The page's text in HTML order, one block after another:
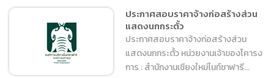
ประกาศสอบราคาก่อสร้าง
สวนสัตว์สำหรับเด็ก
ประกาศสอบราคาจ้างก่อสร้างส่วน
แสดงนกกระตั้ว
ประกาศสอบราคาจ้างก่อสร้างส่วน
แสดงนกกระตั้ว หน่วยงานเจ้าของโคารง
การ : สำนักงานเชียงใหม่ไนท์ซาฟารี...